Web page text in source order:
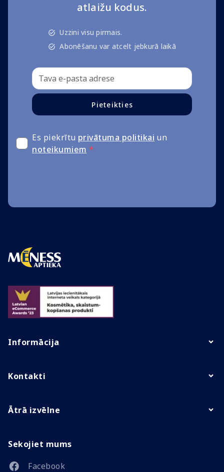
atlaižu kodus.
Uzzini visu pirmais.
Abonēšanu var atcelt jebkurā laikā
Pieteikties
Es piekrītu privātuma politikai un
noteikumiem *
Informācija
Kontakti
Ātrā izvēlne
Sekojiet mums
Facebook